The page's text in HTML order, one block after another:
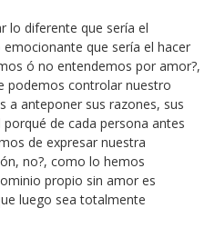
lo diferente que sería el
que sería el hacer
ó no entendemos por amor?,
podemos controlar nuestro
a anteponer sus razones, sus
de cada persona antes
de expresar nuestra
no?, como lo hemos
propio sin amor es
luego sea totalmente